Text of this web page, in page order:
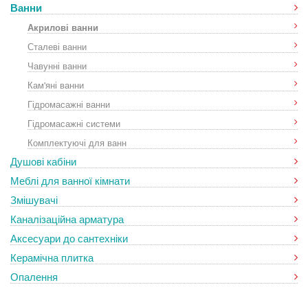
Ванни
Акрилові ванни
Сталеві ванни
Чавунні ванни
Кам'яні ванни
Гідромасажні ванни
Гідромасажні системи
Комплектуючі для ванн
Душові кабіни
Меблі для ванної кімнати
Змішувачі
Каналізаційна арматура
Аксесуари до сантехніки
Керамічна плитка
Опалення